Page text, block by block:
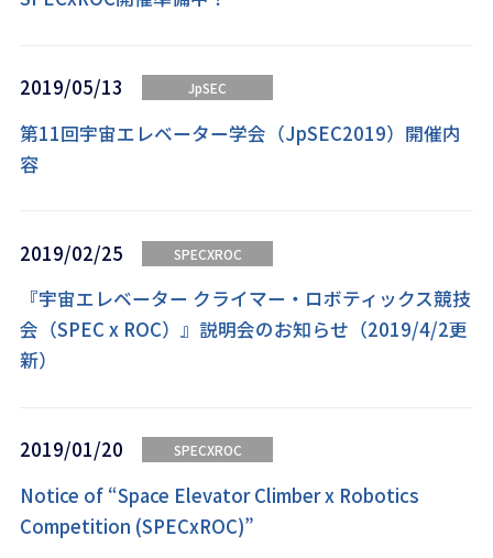
2019/05/13 JpSEC
第11回宇宙エレベーター学会（JpSEC2019）開催内
容
2019/02/25 SPECXROC
『宇宙エレベーター クライマー・ロボティックス競技
会（SPEC x ROC）』説明会のお知らせ（2019/4/2更
新）
2019/01/20 SPECXROC
Notice of “Space Elevator Climber x Robotics
Competition (SPECxROC)”